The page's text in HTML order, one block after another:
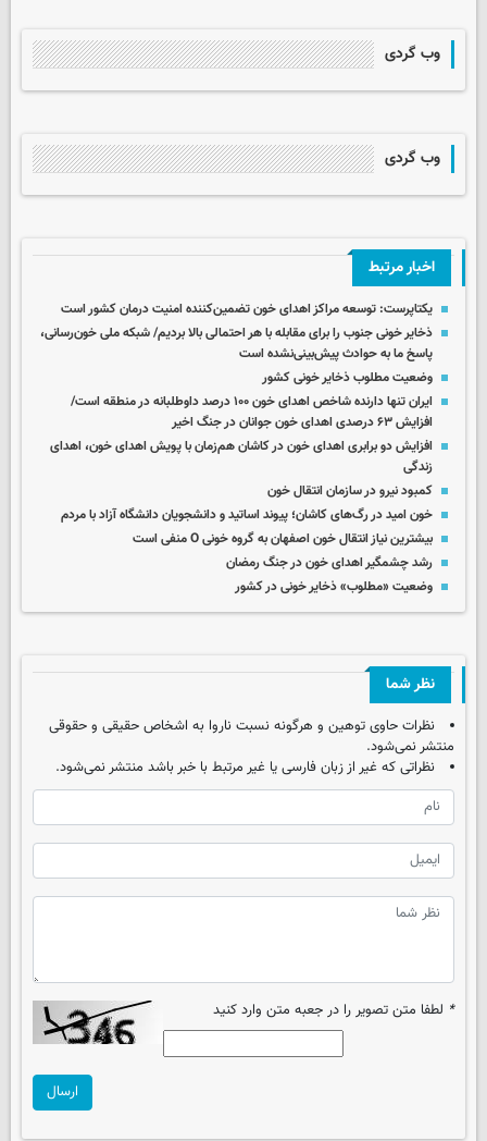
وب گردی
وب گردی
اخبار مرتبط
یکتاپرست: توسعه مراکز اهدای خون تضمین‌کننده امنیت درمان کشور است
ذخایر خونی جنوب را برای مقابله با هر احتمالی بالا بردیم/ شبکه ملی خون‌رسانی،
پاسخ ما به حوادث پیش‌بینی‌نشده است
وضعیت مطلوب ذخایر خونی کشور
ایران تنها دارنده شاخص اهدای خون ۱۰۰ درصد داوطلبانه در منطقه است/
افزایش ۶۳ درصدی اهدای خون جوانان در جنگ اخیر
افزایش دو برابری اهدای خون در کاشان هم‌زمان با پویش اهدای خون، اهدای
زندگی
کمبود نیرو در سازمان انتقال خون
خون امید در رگ‌های کاشان؛ پیوند اساتید و دانشجویان دانشگاه آزاد با مردم
بیشترین نیاز انتقال خون اصفهان به گروه خونی O منفی است
رشد چشمگیر اهدای خون در جنگ رمضان
وضعیت «مطلوب» ذخایر خونی در کشور
نظر شما
نظرات حاوی توهین و هرگونه نسبت ناروا به اشخاص حقیقی و حقوقی
منتشر نمی‌شود.
نظراتی که غیر از زبان فارسی یا غیر مرتبط با خبر باشد منتشر نمی‌شود.
* لطفا متن تصویر را در جعبه متن وارد کنید
ارسال